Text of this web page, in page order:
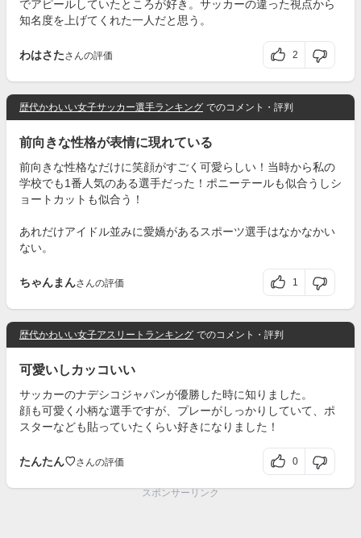
でアピールしていたところが好き。サッカーの違った視点から
知名度を上げてくれた一人だと思う。
わはさたさんの評価 2
歴代かわいい女子サッカー選手ランキング でのコメント・評判
前向きな性格が表情に現れている
前向きな性格なだけに笑顔がすごく可愛らしい！当時から私の
学校でも1番人気のある選手だった！ポニーテールも似合うしシ
ョートカットも似合う！
あれだけアイドル並みに愛嬌があるスポーツ選手はなかなかい
ない。
ちゃんまんさんの評価 1
歴代かわいい女子アスリートランキング でのコメント・評判
可愛いしカッコいい
サッカーのナデシコジャパンが優勝した時に知りました。
顔も可愛く小柄な選手ですが、プレーがしっかりしていて、ポ
スターなども貼っていたくらい好きになりました！
たんたん♡さんの評価 0
スポンサーリンク